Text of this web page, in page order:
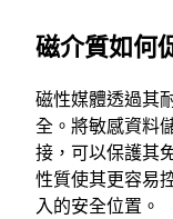
磁介質如何
磁性媒體透過其
全。將敏感資料
接，可以保護其
性質使其更容易
入的安全位置。